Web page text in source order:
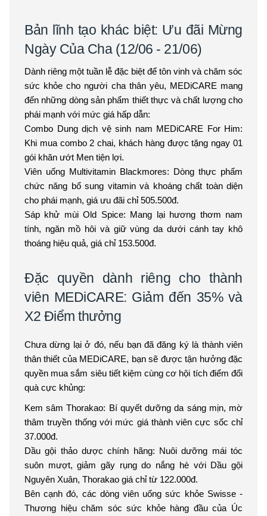
Bản lĩnh tạo khác biệt: Ưu đãi Mừng
Ngày Của Cha (12/06 - 21/06)
Dành riêng một tuần lễ đặc biệt để tôn vinh và chăm sóc
sức khỏe cho người cha thân yêu, MEDiCARE mang
đến những dòng sản phẩm thiết thực và chất lượng cho
phái mạnh với mức giá hấp dẫn:
Combo Dung dịch vệ sinh nam MEDiCARE For Him:
Khi mua combo 2 chai, khách hàng được tặng ngay 01
gói khăn ướt Men tiện lợi.
Viên uống Multivitamin Blackmores: Dòng thực phẩm
chức năng bổ sung vitamin và khoáng chất toàn diện
cho phái mạnh, giá ưu đãi chỉ 505.500đ.
Sáp khử mùi Old Spice: Mang lại hương thơm nam
tính, ngăn mồ hôi và giữ vùng da dưới cánh tay khô
thoáng hiệu quả, giá chỉ 153.500đ.
Đặc quyền dành riêng cho thành
viên MEDiCARE: Giảm đến 35% và
X2 Điểm thưởng
Chưa dừng lại ở đó, nếu bạn đã đăng ký là thành viên
thân thiết của MEDiCARE, bạn sẽ được tận hưởng đặc
quyền mua sắm siêu tiết kiệm cùng cơ hội tích điểm đổi
quà cực khủng:
Kem sâm Thorakao: Bí quyết dưỡng da sáng mịn, mờ
thâm truyền thống với mức giá thành viên cực sốc chỉ
37.000đ.
Dầu gội thảo dược chính hãng: Nuôi dưỡng mái tóc
suôn mượt, giảm gãy rụng do nắng hè với Dầu gội
Nguyên Xuân, Thorakao giá chỉ từ 122.000đ.
Bên cạnh đó, các dòng viên uống sức khỏe Swisse -
Thương hiệu chăm sóc sức khỏe hàng đầu của Úc